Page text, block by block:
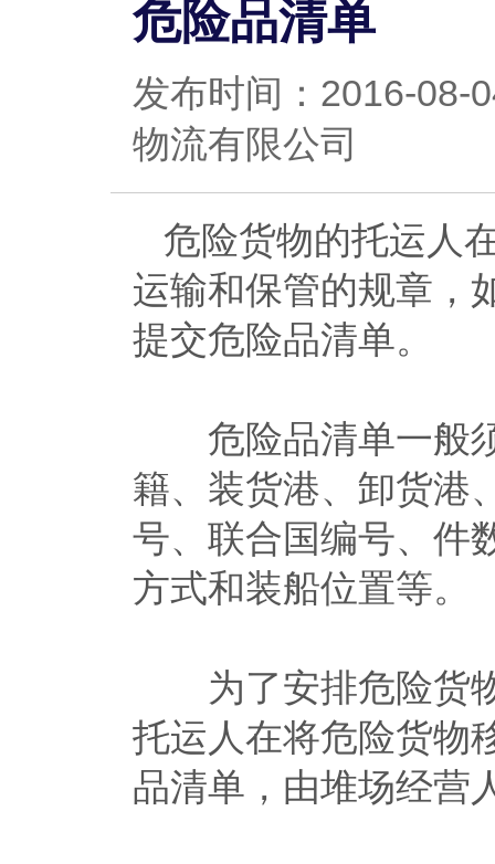
危险品清单
发布时间：2016-
物流有限公司
危险货物的托运人
运输和保管的规章，
提交危险品清单。
危险品清单一般须
籍、装货港、卸货港
号、联合国编号、件
方式和装船位置等。
为了安排危险货物
托运人在将危险货物
品清单，由堆场经营